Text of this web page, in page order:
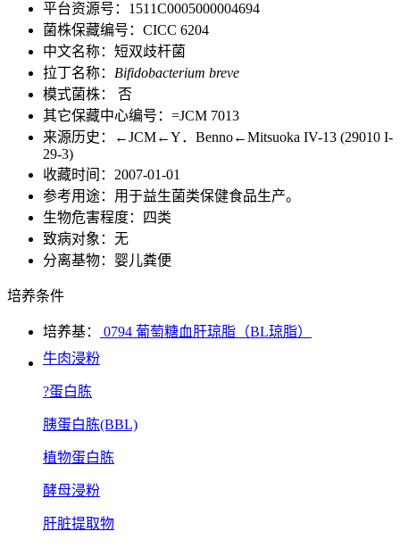
平台资源号：1511C0005000004694
菌株保藏编号：CICC 6204
中文名称：短双歧杆菌
拉丁名称： Bifidobacterium breve
模式菌株： 否
其它保藏中心编号：=JCM 7013
来源历史：←JCM←Y．Benno←Mitsuoka IV-13 (29010 I-
29-3)
收藏时间：2007-01-01
参考用途：用于益生菌类保健食品生产。
生物危害程度：四类
致病对象：无
分离基物：婴儿粪便
培养条件
培养基：
0794 葡萄糖血肝琼脂（BL琼脂）
牛肉浸粉
?蛋白胨
胰蛋白胨(BBL)
植物蛋白胨
酵母浸粉
肝脏提取物